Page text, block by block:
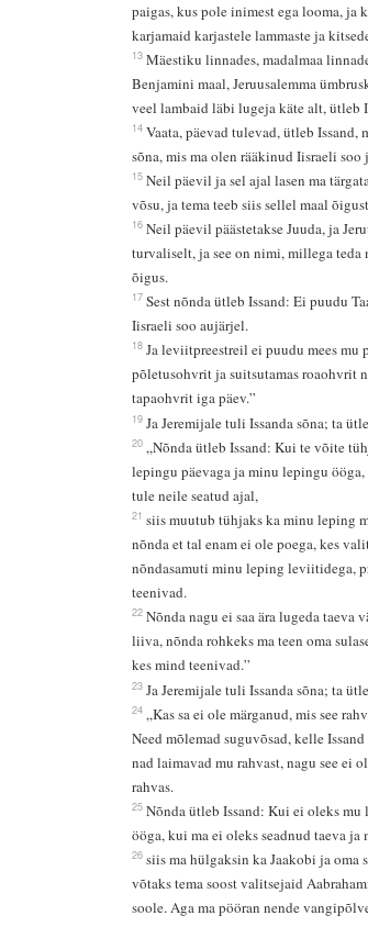
paigas, kus pole inimest ega looma, ja
karjamaid karjastele lammaste ja
13 Mäestiku linnades, madalmaa
Benjamini maal, Jeruusalemma
veel lambaid läbi lugeja käte alt, ütleb
14 Vaata, päevad tulevad, ütleb Issand,
sõna, mis ma olen rääkinud Iisraeli soo
15 Neil päevil ja sel ajal lasen ma
võsu, ja tema teeb siis sellel maal
16 Neil päevil päästetakse Juuda, ja
turvaliselt, ja see on nimi, millega teda
õigus.
17 Sest nõnda ütleb Issand: Ei puudu
Iisraeli soo aujärjel.
18 Ja leviitpreestreil ei puudu mees mu
põletusohvrit ja suitsutamas roaohvrit
tapaohvrit iga päev.”
19 Ja Jeremijale tuli Issanda sõna; ta
20 „Nõnda ütleb Issand: Kui te võite
lepingu päevaga ja minu lepingu
tule neile seatud ajal,
21 siis muutub tühjaks ka minu leping
nõnda et tal enam ei ole poega, kes
nõndasamuti minu leping leviitidega,
teenivad.
22 Nõnda nagu ei saa ära lugeda taeva
liiva, nõnda rohkeks ma teen oma
kes mind teenivad.”
23 Ja Jeremijale tuli Issanda sõna; ta
24 „Kas sa ei ole märganud, mis see
Need mõlemad suguvõsad, kelle
nad laimavad mu rahvast, nagu see ei
rahvas.
25 Nõnda ütleb Issand: Kui ei oleks mu
ööga, kui ma ei oleks seadnud taeva ja
26 siis ma hülgaksin ka Jaakobi ja oma
võtaks tema soost valitsejaid
soole. Aga ma pööran nende